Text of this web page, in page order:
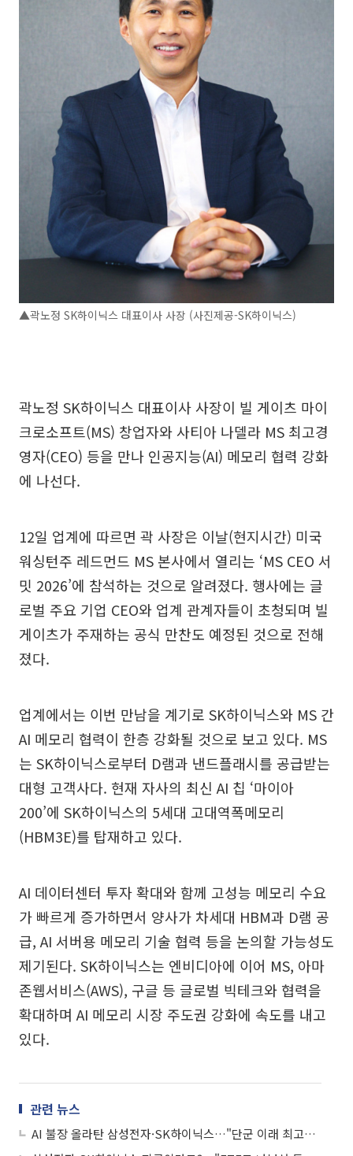
▲곽노정 SK하이닉스 대표이사 사장 (사진제공-SK하이닉스)
곽노정 SK하이닉스 대표이사 사장이 빌 게이츠 마이
크로소프트(MS) 창업자와 사티아 나델라 MS 최고경
영자(CEO) 등을 만나 인공지능(AI) 메모리 협력 강화
에 나선다.
12일 업계에 따르면 곽 사장은 이날(현지시간) 미국
워싱턴주 레드먼드 MS 본사에서 열리는 ‘MS CEO 서
밋 2026’에 참석하는 것으로 알려졌다. 행사에는 글
로벌 주요 기업 CEO와 업계 관계자들이 초청되며 빌
게이츠가 주재하는 공식 만찬도 예정된 것으로 전해
졌다.
업계에서는 이번 만남을 계기로 SK하이닉스와 MS 간
AI 메모리 협력이 한층 강화될 것으로 보고 있다. MS
는 SK하이닉스로부터 D램과 낸드플래시를 공급받는
대형 고객사다. 현재 자사의 최신 AI 칩 ‘마이아
200’에 SK하이닉스의 5세대 고대역폭메모리
(HBM3E)를 탑재하고 있다.
AI 데이터센터 투자 확대와 함께 고성능 메모리 수요
가 빠르게 증가하면서 양사가 차세대 HBM과 D램 공
급, AI 서버용 메모리 기술 협력 등을 논의할 가능성도
제기된다. SK하이닉스는 엔비디아에 이어 MS, 아마
존웹서비스(AWS), 구글 등 글로벌 빅테크와 협력을
확대하며 AI 메모리 시장 주도권 강화에 속도를 내고
있다.
관련 뉴스
AI 불장 올라탄 삼성전자·SK하이닉스…"단군 이래 최고의 기회"